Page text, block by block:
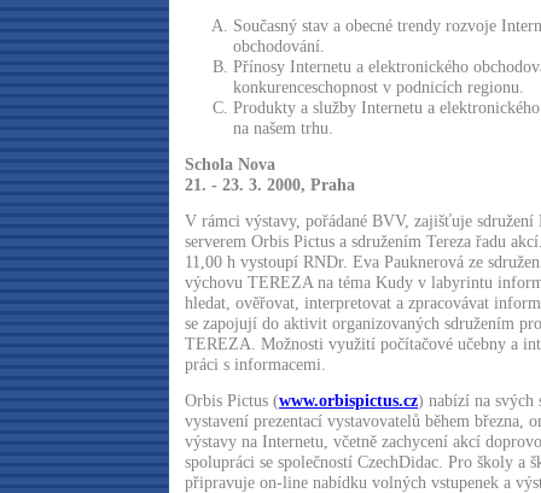
Současný stav a obecné trendy rozvoje
obchodování.
Přínosy Internetu a elektronického
konkurenceschopnost v podnicích regionu.
Produkty a služby Internetu a
na našem trhu.
Schola Nova
21. - 23. 3. 2000, Praha
V rámci výstavy, pořádané BVV, zajišťuje sdružení
serverem Orbis Pictus a sdružením Tereza řadu
11,00 h vystoupí RNDr. Eva Pauknerová ze
výchovu TEREZA na téma Kudy v labyrintu
hledat, ověřovat, interpretovat a zpracovávat
se zapojují do aktivit organizovaných sdružením
TEREZA. Možnosti využití počítačové učebny a
práci s informacemi.
Orbis Pictus (www.orbispictus.cz) nabízí na svých
vystavení prezentací vystavovatelů během března,
výstavy na Internetu, včetně zachycení akcí
spolupráci se společností CzechDidac. Pro školy a
připravuje on-line nabídku volných vstupenek a